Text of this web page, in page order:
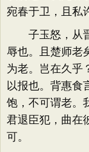
宛春于卫，且私
子玉怒，从晋
辱也。且楚师老
为老。岂在久乎
以报也。背惠食
饱，不可谓老。
君退臣犯，曲在
可。